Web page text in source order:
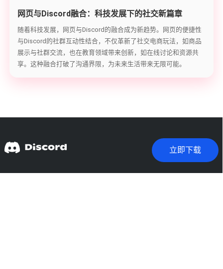
网页与Discord融合：科技发展下的社交新篇章
随着科技发展，网页与Discord的融合成为新趋势。网页的便捷性
与Discord的社群互动性结合，不仅革新了社交电商玩法，如商品
展示与社群交流，也在教育领域带来创新，如在线讨论和资源共
享。这种融合打破了沟通界限，为未来生活带来无限可能。
立即下载